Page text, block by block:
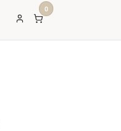
0